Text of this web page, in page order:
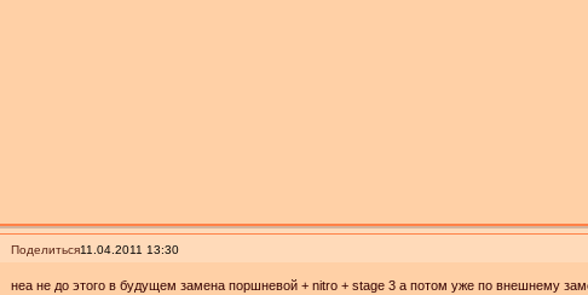
Поделиться11.04.2011 13:30
неа не до этого в будущем замена поршневой + nitro + stage 3 а потом уже по внешнему